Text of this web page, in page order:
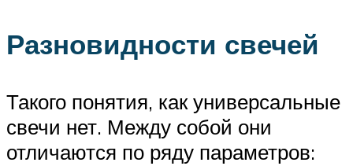
Разновидности свечей
Такого понятия, как универсальные
свечи нет. Между собой они
отличаются по ряду параметров: